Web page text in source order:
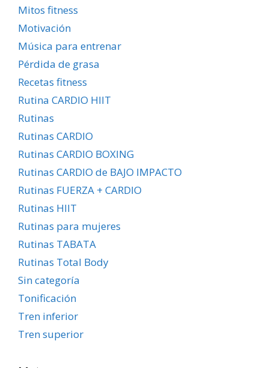
Mitos fitness
Motivación
Música para entrenar
Pérdida de grasa
Recetas fitness
Rutina CARDIO HIIT
Rutinas
Rutinas CARDIO
Rutinas CARDIO BOXING
Rutinas CARDIO de BAJO IMPACTO
Rutinas FUERZA + CARDIO
Rutinas HIIT
Rutinas para mujeres
Rutinas TABATA
Rutinas Total Body
Sin categoría
Tonificación
Tren inferior
Tren superior